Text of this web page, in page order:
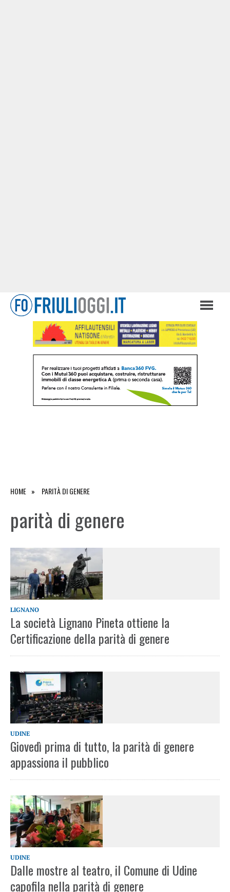
HOME PARITÀ DI GENERE
parità di genere
LIGNANO
La società Lignano Pineta ottiene la
Certificazione della parità di genere
UDINE
Giovedì prima di tutto, la parità di genere
appassiona il pubblico
UDINE
Dalle mostre al teatro, il Comune di Udine
capofila nella parità di genere